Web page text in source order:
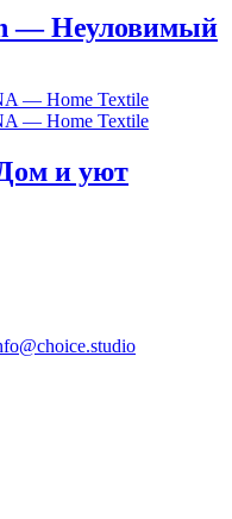
— Неуловимый
и уют